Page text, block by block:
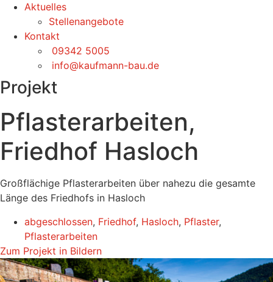
Aktuelles
Stellenangebote
Kontakt
09342 5005
info@kaufmann-bau.de
Projekt
Pflasterarbeiten,
Friedhof Hasloch
Großflächige Pflasterarbeiten über nahezu die gesamte
Länge des Friedhofs in Hasloch
abgeschlossen, Friedhof, Hasloch, Pflaster,
Pflasterarbeiten
Zum Projekt in Bildern